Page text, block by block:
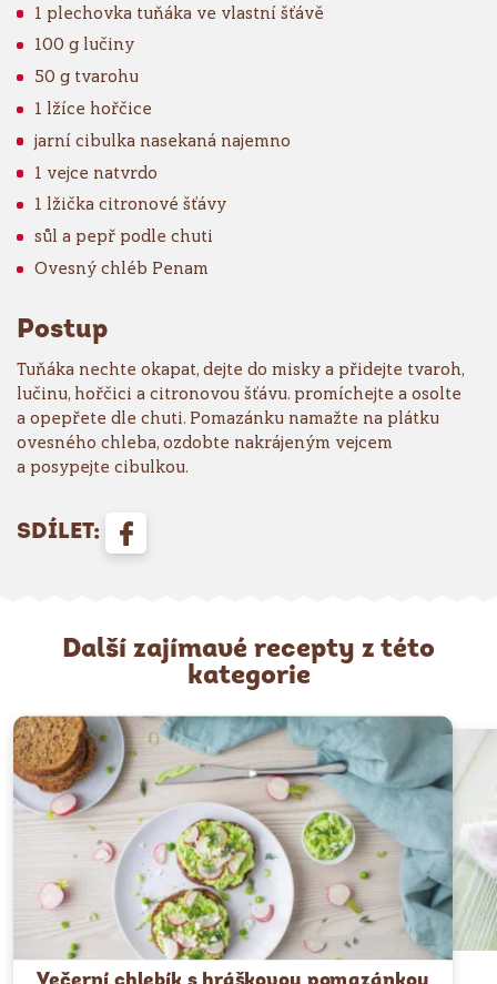
1 plechovka tuňáka ve vlastní šťávě
100 g lučiny
50 g tvarohu
1 lžíce hořčice
jarní cibulka nasekaná najemno
1 vejce natvrdo
1 lžička citronové šťávy
sůl a pepř podle chuti
Ovesný chléb Penam
Postup
Tuňáka nechte okapat, dejte do misky a přidejte tvaroh,
lučinu, hořčici a citronovou šťávu. promíchejte a osolte
a opepřete dle chuti. Pomazánku namažte na plátku
ovesného chleba, ozdobte nakrájeným vejcem
a posypejte cibulkou.
SDÍLET:
Další zajímavé recepty z této
kategorie